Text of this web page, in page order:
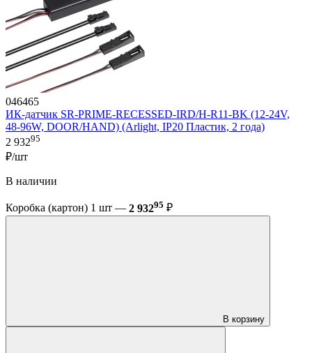
046465
ИК-датчик SR-PRIME-RECESSED-IRD/H-R11-BK (12-24V,
48-96W, DOOR/HAND) (Arlight, IP20 Пластик, 2 года)
2 93295
₽/шт
В наличии
Коробка (картон) 1 шт — 2 93295 ₽
В корзину